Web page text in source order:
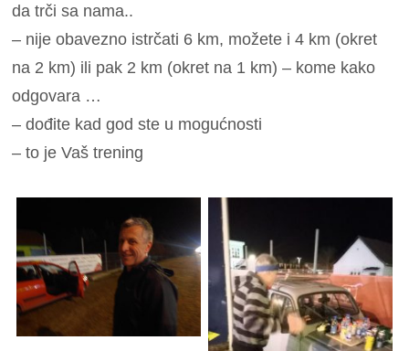
da trči sa nama..
– nije obavezno istrčati 6 km, možete i 4 km (okret
na 2 km) ili pak 2 km (okret na 1 km) – kome kako
odgovara …
– dođite kad god ste u mogućnosti
– to je Vaš trening